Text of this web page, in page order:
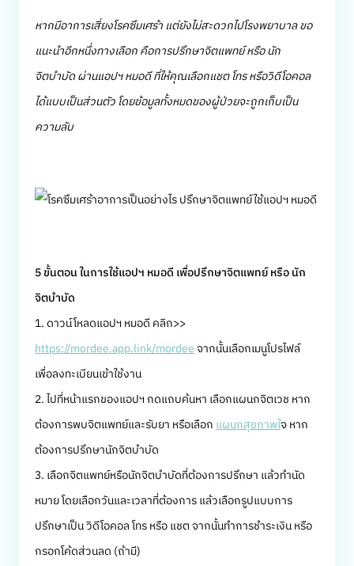
หากมีอาการเสี่ยงโรคซึมเศร้า แต่ยังไม่สะดวกไปโรงพยาบาล ขอ
แนะนำอีกหนึ่งทางเลือก คือการปรึกษาจิตแพทย์ หรือ นัก
จิตบำบัด ผ่านแอปฯ หมอดี ที่ให้คุณเลือกแชต โทร หรือวิดีโอคอล
ได้แบบเป็นส่วนตัว โดยข้อมูลทั้งหมดของผู้ป่วยจะถูกเก็บเป็น
ความลับ
5 ขั้นตอน ในการใช้แอปฯ หมอดี เพื่อปรึกษาจิตแพทย์ หรือ นัก
จิตบำบัด
1. ดาวน์โหลดแอปฯ หมอดี คลิก>>
https://mordee.app.link/mordeeจากนั้นเลือกเมนูโปรไฟล์
เพื่อลงทะเบียนเข้าใช้งาน
2. ไปที่หน้าแรกของแอปฯ กดแถบค้นหา เลือกแผนกจิตเวช หาก
ต้องการพบจิตแพทย์และรับยา หรือเลือกแผนกสุขภาพใจ หาก
ต้องการปรึกษานักจิตบำบัด
3. เลือกจิตแพทย์หรือนักจิตบำบัดที่ต้องการปรึกษา แล้วทำนัด
หมาย โดยเลือกวันและเวลาที่ต้องการ แล้วเลือกรูปแบบการ
ปรึกษาเป็น วิดีโอคอล โทร หรือ แชต จากนั้นทำการชำระเงิน หรือ
กรอกโค้ดส่วนลด (ถ้ามี)